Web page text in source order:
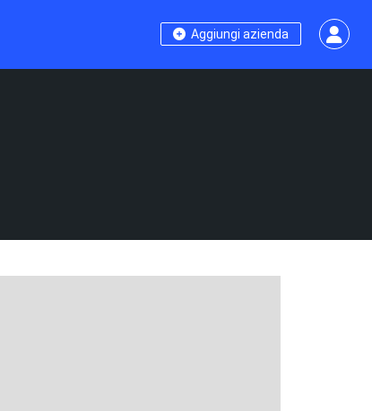
Aggiungi azienda